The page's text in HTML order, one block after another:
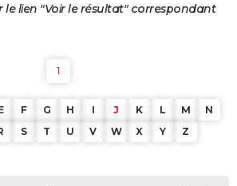
le lien "Voir le résultat" correspondant
1
F G H I J K L M
N
S T U V W X Y Z